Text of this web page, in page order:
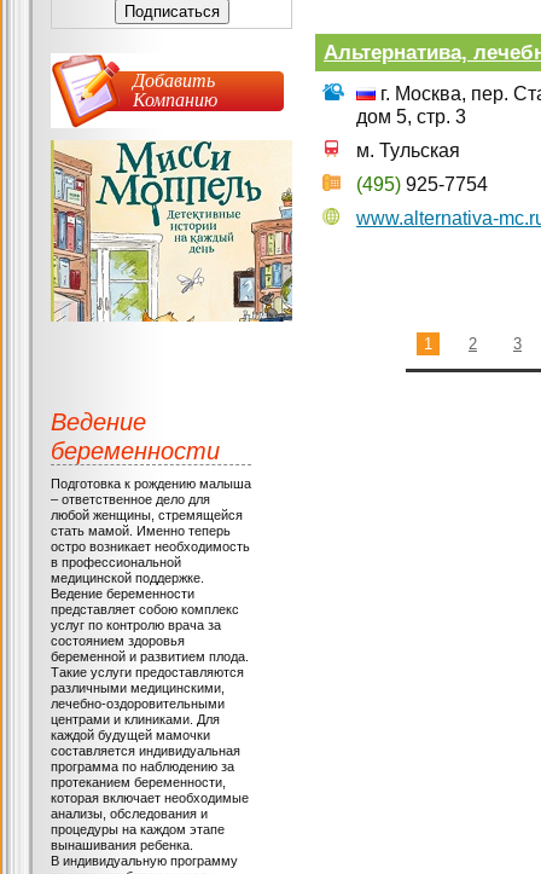
Альтернатива,
г. Москва, пер.
дом 5, стр. 3
м. Тульская
(495) 925-7754
www.alternativa-
1 2 3
Добавить
Компанию
Ведение
беременности
Подготовка к рождению малыша
– ответственное дело для
любой женщины, стремящейся
стать мамой. Именно теперь
остро возникает необходимость
в профессиональной
медицинской поддержке.
Ведение беременности
представляет собою комплекс
услуг по контролю врача за
состоянием здоровья
беременной и развитием плода.
Такие услуги предоставляются
различными медицинскими,
лечебно-оздоровительными
центрами и клиниками. Для
каждой будущей мамочки
составляется индивидуальная
программа по наблюдению за
протеканием беременности,
которая включает необходимые
анализы, обследования и
процедуры на каждом этапе
вынашивания ребенка.
В индивидуальную программу